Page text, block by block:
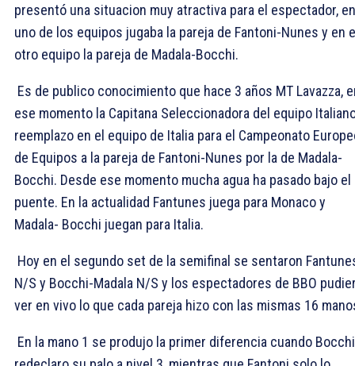
presentó una situacion muy atractiva para el espectador, en
uno de los equipos jugaba la pareja de Fantoni-Nunes y en
otro equipo la pareja de Madala-Bocchi.
Es de publico conocimiento que hace 3 años MT Lavazza,
ese momento la Capitana Seleccionadora del equipo
reemplazo en el equipo de Italia para el Campeonato
de Equipos a la pareja de Fantoni-Nunes por la de Madala-
Bocchi. Desde ese momento mucha agua ha pasado bajo el
puente. En la actualidad Fantunes juega para Monaco y
Madala- Bocchi juegan para Italia.
Hoy en el segundo set de la semifinal se sentaron
N/S y Bocchi-Madala N/S y los espectadores de BBO
ver en vivo lo que cada pareja hizo con las mismas 16
En la mano 1 se produjo la primer diferencia cuando Bocchi